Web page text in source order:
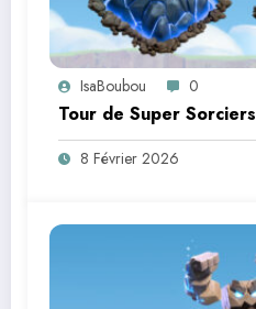
IsaBoubou 0
Tour de Super Sorciers
8 Février 2026